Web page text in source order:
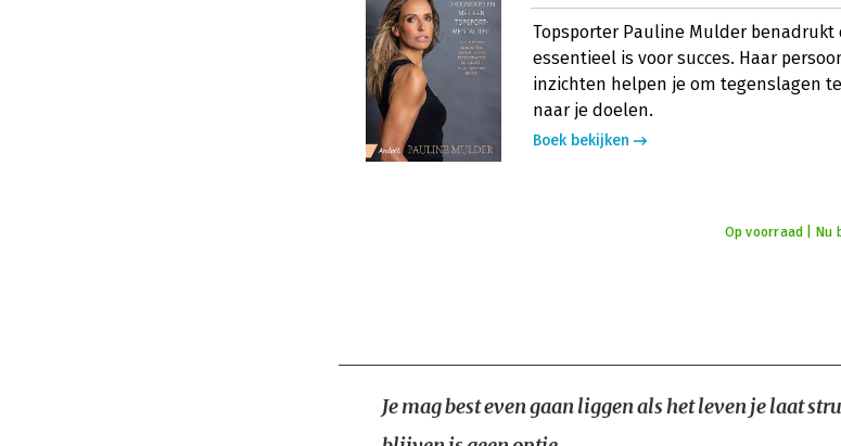
Topsporter Pauline Mulder
essentieel is voor succes. Haar
inzichten helpen je om tegenslagen
naar je doelen.
Boek bekijken
Op voorraad | Nu
Je mag best even gaan liggen als het leven je laat